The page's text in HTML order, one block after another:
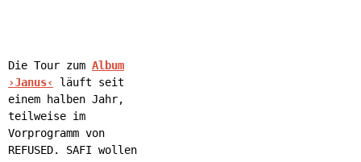
Die Tour zum Album
›Janus‹
läuft seit
einem halben Jahr,
teilweise im
Vorprogramm von
REFUSED. SAFI wollen